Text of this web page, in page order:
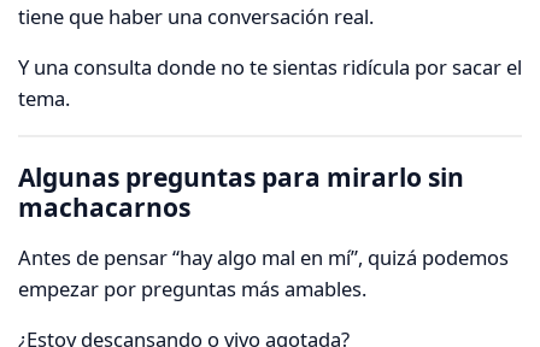
tiene que haber una conversación real.
Y una consulta donde no te sientas ridícula por sacar el
tema.
Algunas preguntas para mirarlo sin
machacarnos
Antes de pensar “hay algo mal en mí”, quizá podemos
empezar por preguntas más amables.
¿Estoy descansando o vivo agotada?